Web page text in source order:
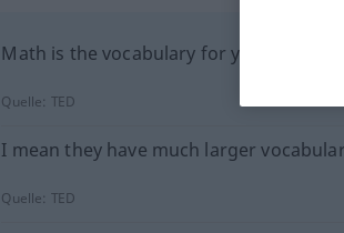
Math is the vocabulary for your own
Quelle: TED
I mean they have much larger
Quelle: TED